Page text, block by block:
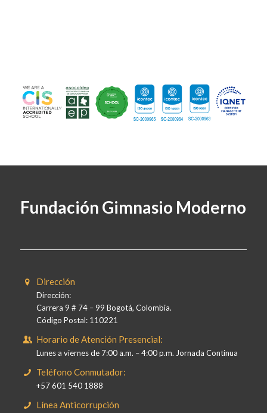
Fundación Gimnasio Moderno
Dirección
Dirección:
Carrera 9 # 74 – 99 Bogotá, Colombia.
Código Postal: 110221
Horario de Atención Presencial:
Lunes a viernes de 7:00 a.m. – 4:00 p.m. Jornada Continua
Teléfono Conmutador:
+57 601 540 1888
Línea Anticorrupción